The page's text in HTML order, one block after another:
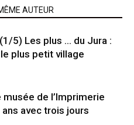
AUTEUR
5) Les plus … du Jura :
plus petit village
musée de l’Imprimerie
avec trois jours